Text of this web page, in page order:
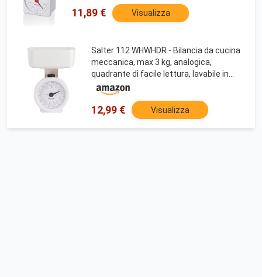
11,89 € Visualizza
Salter 112 WHWHDR - Bilancia da cucina
meccanica, max 3 kg, analogica,
quadrante di facile lettura, lavabile in
lavastoviglie, ingombro minimo,
recipiente rimovibile da 1 l, senza
batteria, bianco
12,99 € Visualizza